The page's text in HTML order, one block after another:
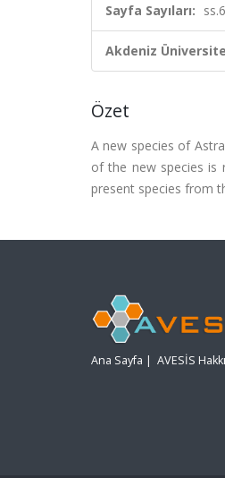
Sayfa Sayıları:
Akdeniz
Özet
A new species of
of the new species is
present species from
Ana Sayfa | AVESİS